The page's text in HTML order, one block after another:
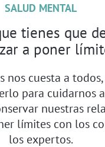
SALUD MENTAL
tienes que
a poner
nos cuesta a
para cuidarnos
nuestras
límites con los
los expertos.